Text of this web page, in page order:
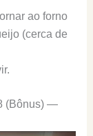
ao forno
(cerca de
(Bônus) —